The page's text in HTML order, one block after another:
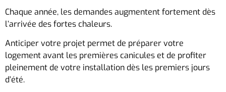
Chaque année, les demandes augmentent fortement dès
l’arrivée des fortes chaleurs.
Anticiper votre projet permet de préparer votre
logement avant les premières canicules et de profiter
pleinement de votre installation dès les premiers jours
d’été.